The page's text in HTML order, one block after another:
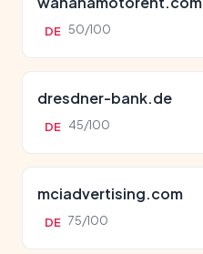
DE 50/100
dresdner-bank.de
DE 45/100
mciadvertising.com
DE 75/100